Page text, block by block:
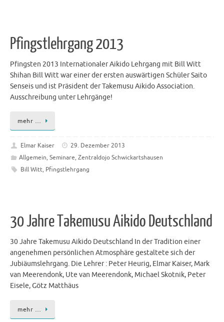
Pfingstlehrgang 2013
Pfingsten 2013 Internationaler Aikido Lehrgang mit Bill Witt
Shihan Bill Witt war einer der ersten auswärtigen Schüler Saito
Senseis und ist Präsident der Takemusu Aikido Association.
Ausschreibung unter Lehrgänge!
mehr …
Elmar Kaiser
29. Dezember 2013
Allgemein, Seminare, Zentraldojo Schwickartshausen
Bill Witt, Pfingstlehrgang
30 Jahre Takemusu Aikido Deutschland
30 Jahre Takemusu Aikido Deutschland In der Tradition einer
angenehmen persönlichen Atmosphäre gestaltete sich der
Jubiäumslehrgang. Die Lehrer : Peter Heurig, Elmar Kaiser, Mark
van Meerendonk, Ute van Meerendonk, Michael Skotnik, Peter
Eisele, Götz Matthäus
mehr …